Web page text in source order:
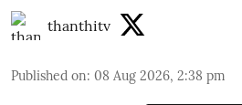
thanthitv
Published on: 08 Aug 2026, 2:38 pm